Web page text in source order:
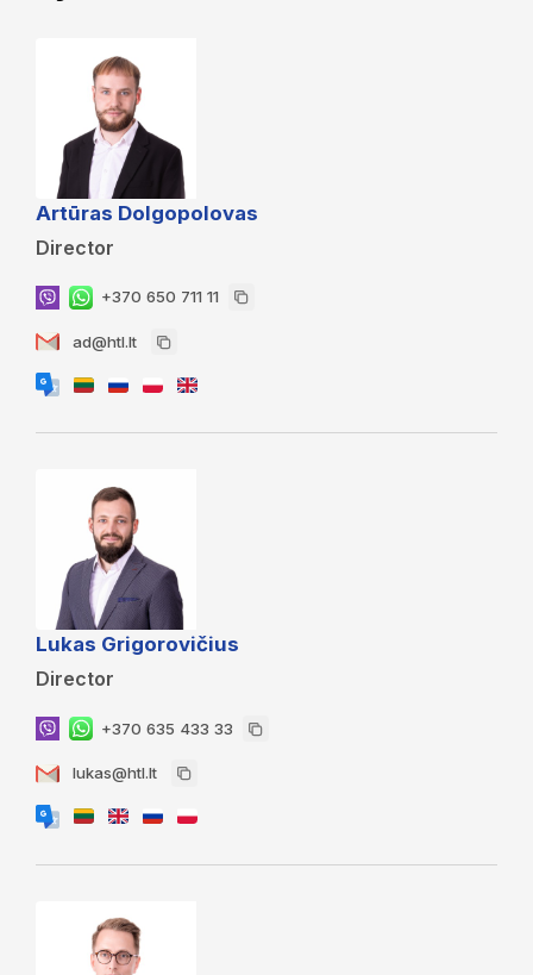
Artūras Dolgopolovas
Director
+370 650 711 11
ad@htl.lt
Lukas Grigorovičius
Director
+370 635 433 33
lukas@htl.lt